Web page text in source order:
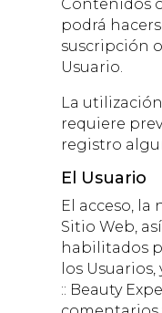
Contenidos
podrá
suscripción
Usuario.
La
requiere
registro
El Usuario
El acceso, la
Sitio Web,
habilitados
los
:: Beauty